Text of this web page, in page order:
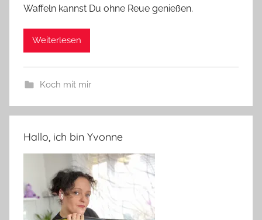
Waffeln kannst Du ohne Reue genießen.
Weiterlesen
Koch mit mir
Hallo, ich bin Yvonne